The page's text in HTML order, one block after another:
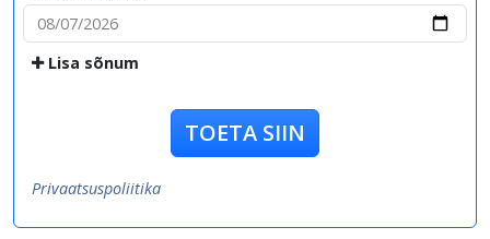
Lisa sõnum
TOETA SIIN
Privaatsuspoliitika